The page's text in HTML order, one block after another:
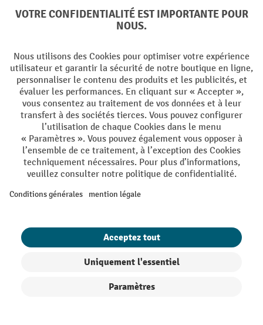
Conditions générales de vente Mentions Légales
Protection des Données Politique de cookies
All prices excl. VAT plusshipping costsand possible delivery charges,
if not stated otherwise.
s'applique pas aux prix spéciaux. Il n'est pas possible de le combiner
newsletter. Le bon, valable 10 jours, peut être utilisé en ligne pour
toute commande d'un montant net minimum de CHF 250. Le
pourcentage de remise varie selon la catégorie de produits, pouvant
atteindre jusqu'à 10 %. Les transpalettes électriques, les gerbeurs
exclus de cette offre. Cette réduction ne peut pas être cumulée avec